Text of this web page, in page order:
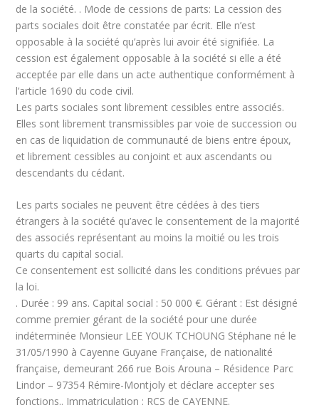
de la société. . Mode de cessions de parts: La cession des
parts sociales doit être constatée par écrit. Elle n’est
opposable à la société qu’après lui avoir été signifiée. La
cession est également opposable à la société si elle a été
acceptée par elle dans un acte authentique conformément à
l’article 1690 du code civil.
Les parts sociales sont librement cessibles entre associés.
Elles sont librement transmissibles par voie de succession ou
en cas de liquidation de communauté de biens entre époux,
et librement cessibles au conjoint et aux ascendants ou
descendants du cédant.
Les parts sociales ne peuvent être cédées à des tiers
étrangers à la société qu’avec le consentement de la majorité
des associés représentant au moins la moitié ou les trois
quarts du capital social.
Ce consentement est sollicité dans les conditions prévues par
la loi.
. Durée : 99 ans. Capital social : 50 000 €. Gérant : Est désigné
comme premier gérant de la société pour une durée
indéterminée Monsieur LEE YOUK TCHOUNG Stéphane né le
31/05/1990 à Cayenne Guyane Française, de nationalité
française, demeurant 266 rue Bois Arouna – Résidence Parc
Lindor – 97354 Rémire-Montjoly et déclare accepter ses
fonctions.. Immatriculation : RCS de CAYENNE.